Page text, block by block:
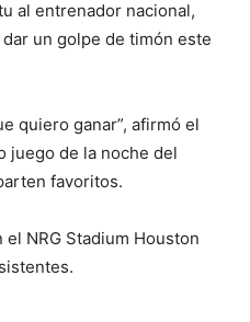
al entrenador nacional,
un golpe de timón este
quiero ganar”, afirmó el
juego de la noche del
favoritos.
NRG Stadium Houston